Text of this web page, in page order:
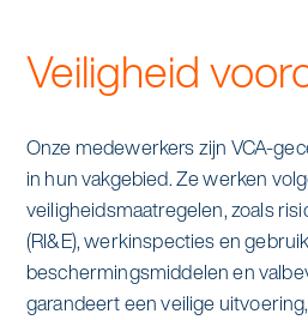
Veiligheid
Onze medewerkers zijn VCA-
in hun vakgebied. Ze werken
veiligheidsmaatregelen, zoals
(RI&E), werkinspecties en
beschermingsmiddelen en
garandeert een veilige